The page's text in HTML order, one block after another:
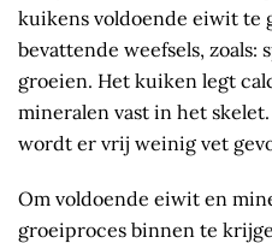
kuikens voldoende eiwit te
bevattende weefsels, zoals:
groeien. Het kuiken legt
mineralen vast in het
wordt er vrij weinig vet
Om voldoende eiwit en
groeiproces binnen te